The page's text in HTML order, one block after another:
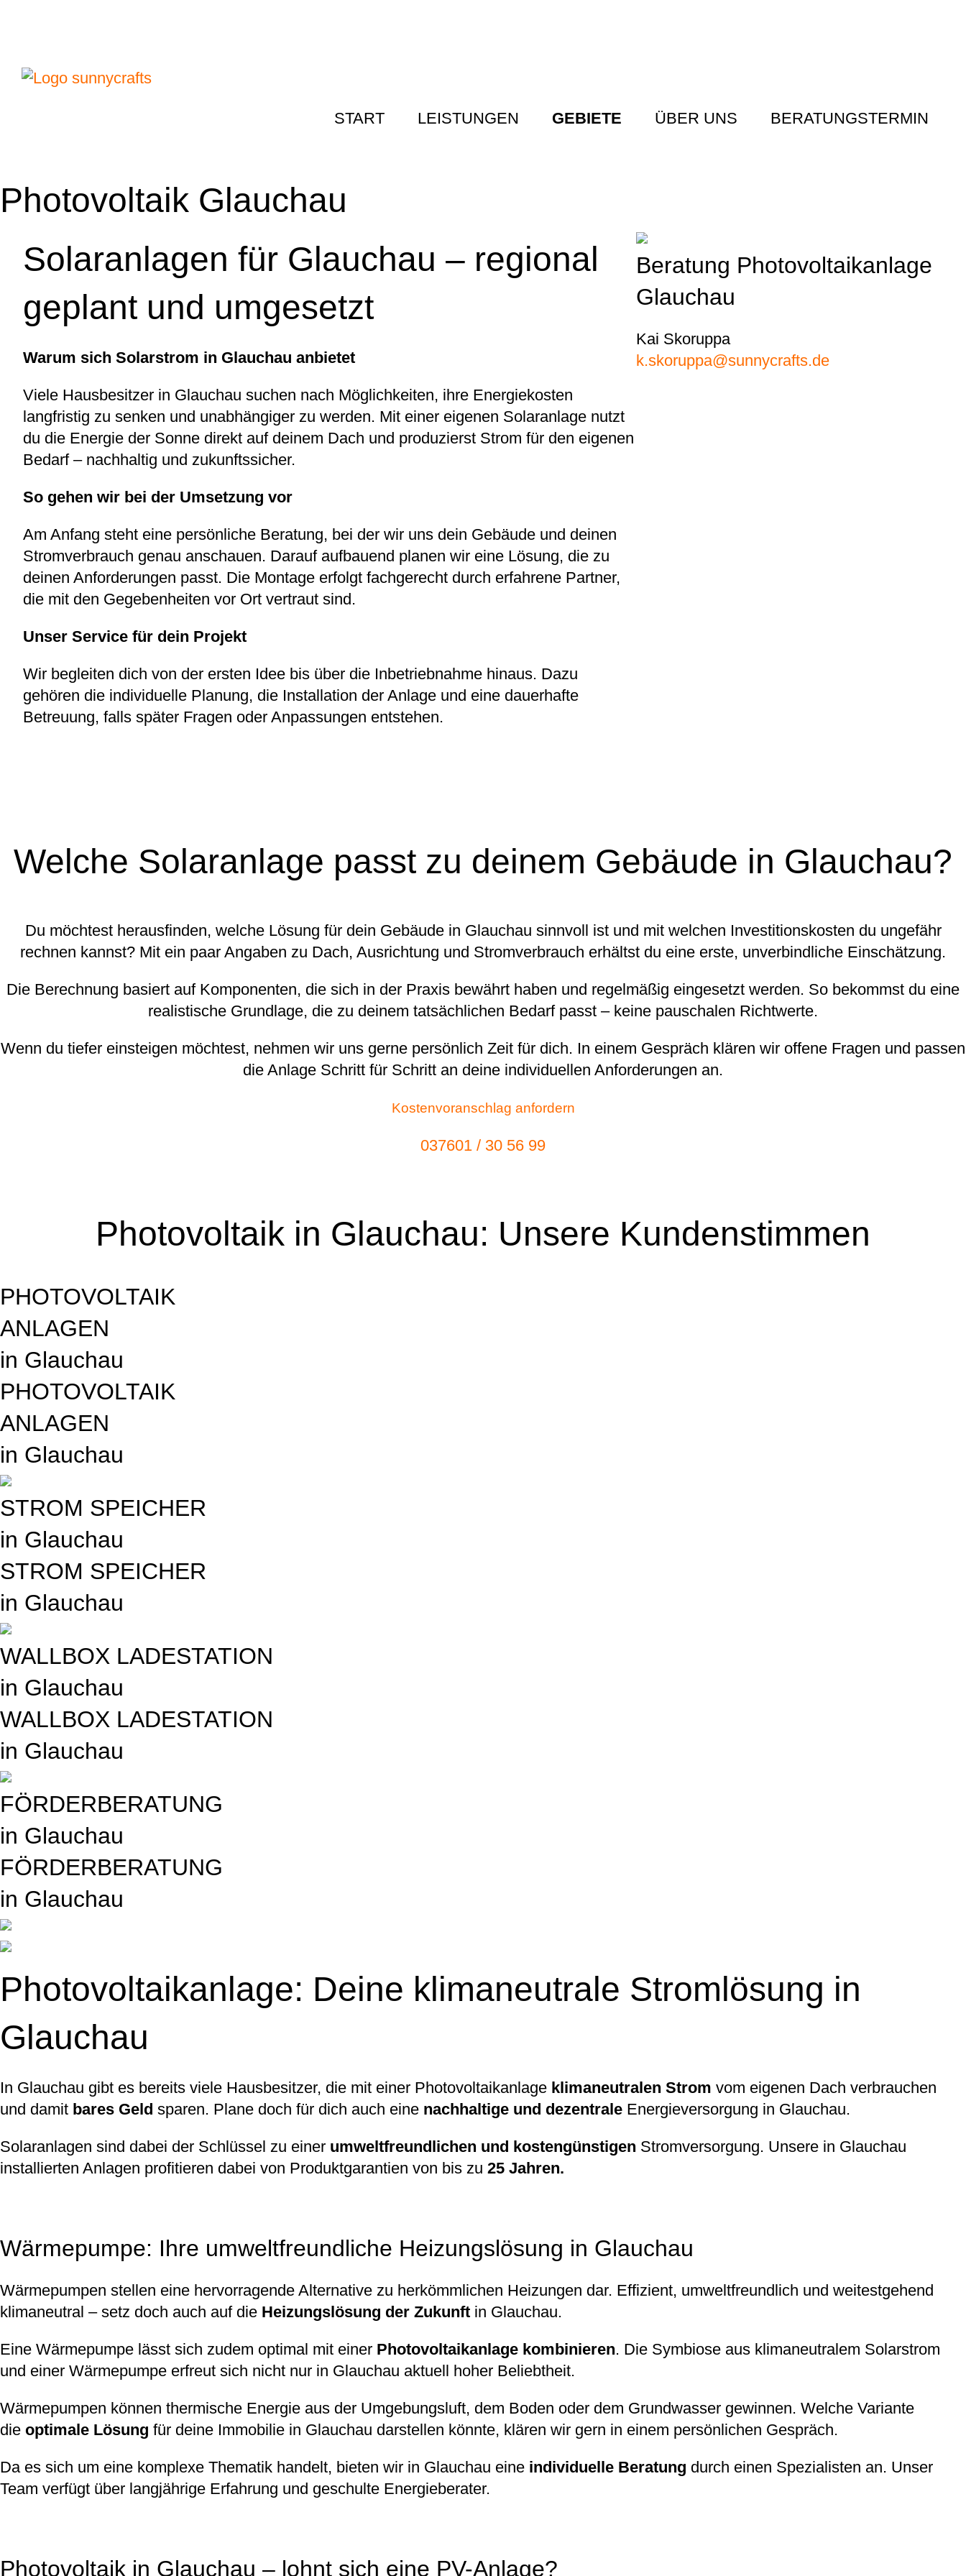
START LEISTUNGEN GEBIETE ÜBER UNS BERATUNGSTERMIN
Photovoltaik Glauchau
Solaranlagen für Glauchau – regional
geplant und umgesetzt
Warum sich Solarstrom in Glauchau anbietet
Viele Hausbesitzer in Glauchau suchen nach Möglichkeiten, ihre Energiekosten
langfristig zu senken und unabhängiger zu werden. Mit einer eigenen Solaranlage nutzt
du die Energie der Sonne direkt auf deinem Dach und produzierst Strom für den eigenen
Bedarf – nachhaltig und zukunftssicher.
So gehen wir bei der Umsetzung vor
Am Anfang steht eine persönliche Beratung, bei der wir uns dein Gebäude und deinen
Stromverbrauch genau anschauen. Darauf aufbauend planen wir eine Lösung, die zu
deinen Anforderungen passt. Die Montage erfolgt fachgerecht durch erfahrene Partner,
die mit den Gegebenheiten vor Ort vertraut sind.
Unser Service für dein Projekt
Wir begleiten dich von der ersten Idee bis über die Inbetriebnahme hinaus. Dazu
gehören die individuelle Planung, die Installation der Anlage und eine dauerhafte
Betreuung, falls später Fragen oder Anpassungen entstehen.
Beratung Photovoltaikanlage
Glauchau
Kai Skoruppa
k.skoruppa@sunnycrafts.de
Welche Solaranlage passt zu deinem Gebäude in Glauchau?
Du möchtest herausfinden, welche Lösung für dein Gebäude in Glauchau sinnvoll ist und mit welchen Investitionskosten du ungefähr
rechnen kannst? Mit ein paar Angaben zu Dach, Ausrichtung und Stromverbrauch erhältst du eine erste, unverbindliche Einschätzung.
Die Berechnung basiert auf Komponenten, die sich in der Praxis bewährt haben und regelmäßig eingesetzt werden. So bekommst du eine
realistische Grundlage, die zu deinem tatsächlichen Bedarf passt – keine pauschalen Richtwerte.
Wenn du tiefer einsteigen möchtest, nehmen wir uns gerne persönlich Zeit für dich. In einem Gespräch klären wir offene Fragen und passen
die Anlage Schritt für Schritt an deine individuellen Anforderungen an.
Kostenvoranschlag anfordern
037601 / 30 56 99
Photovoltaik in Glauchau: Unsere Kundenstimmen
PHOTOVOLTAIK
ANLAGEN
in Glauchau
PHOTOVOLTAIK
ANLAGEN
in Glauchau
STROM SPEICHER
in Glauchau
STROM SPEICHER
in Glauchau
WALLBOX LADESTATION
in Glauchau
WALLBOX LADESTATION
in Glauchau
FÖRDERBERATUNG
in Glauchau
FÖRDERBERATUNG
in Glauchau
Photovoltaikanlage: Deine klimaneutrale Stromlösung in
Glauchau
In Glauchau gibt es bereits viele Hausbesitzer, die mit einer Photovoltaikanlage klimaneutralen Strom vom eigenen Dach verbrauchen
und damit bares Geld sparen. Plane doch für dich auch eine nachhaltige und dezentrale Energieversorgung in Glauchau.
Solaranlagen sind dabei der Schlüssel zu einer umweltfreundlichen und kostengünstigen Stromversorgung. Unsere in Glauchau
installierten Anlagen profitieren dabei von Produktgarantien von bis zu 25 Jahren.
Wärmepumpe: Ihre umweltfreundliche Heizungslösung in Glauchau
Wärmepumpen stellen eine hervorragende Alternative zu herkömmlichen Heizungen dar. Effizient, umweltfreundlich und weitestgehend
klimaneutral – setz doch auch auf die Heizungslösung der Zukunft in Glauchau.
Eine Wärmepumpe lässt sich zudem optimal mit einer Photovoltaikanlage kombinieren. Die Symbiose aus klimaneutralem Solarstrom
und einer Wärmepumpe erfreut sich nicht nur in Glauchau aktuell hoher Beliebtheit.
Wärmepumpen können thermische Energie aus der Umgebungsluft, dem Boden oder dem Grundwasser gewinnen. Welche Variante
die optimale Lösung für deine Immobilie in Glauchau darstellen könnte, klären wir gern in einem persönlichen Gespräch.
Da es sich um eine komplexe Thematik handelt, bieten wir in Glauchau eine individuelle Beratung durch einen Spezialisten an. Unser
Team verfügt über langjährige Erfahrung und geschulte Energieberater.
Photovoltaik in Glauchau – lohnt sich eine PV-Anlage?